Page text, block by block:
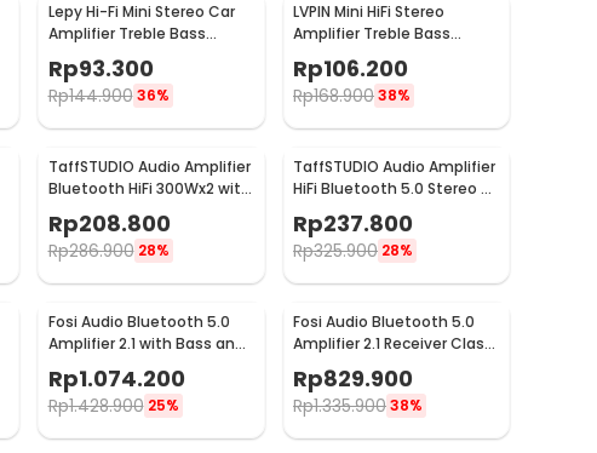
Lepy Hi-Fi Mini Stereo Car
Amplifier Treble Bass
Booster - AK-170
Rp93.300
Rp144.900 36%
LVPIN Mini HiFi Stereo
Amplifier Treble Bass
Booster 12V - ST-838
Rp106.200
Rp168.90038%
TaffSTUDIO Audio Amplifier
Bluetooth HiFi 300Wx2 with
Remote Control - BT-198E
Rp208.800
Rp286.900 28%
TaffSTUDIO Audio Amplifier
HiFi Bluetooth 5.0 Stereo 2
Channel 800W - BT-309A
Rp237.800
Rp325.900 28%
Fosi Audio Bluetooth 5.0
Amplifier 2.1 with Bass and
Rp1.074.200
Rp1.428.900 25%
Fosi Audio Bluetooth 5.0
Amplifier 2.1 Receiver Class
D 2x160W - BL20C
Rp829.900
Rp1.335.90038%